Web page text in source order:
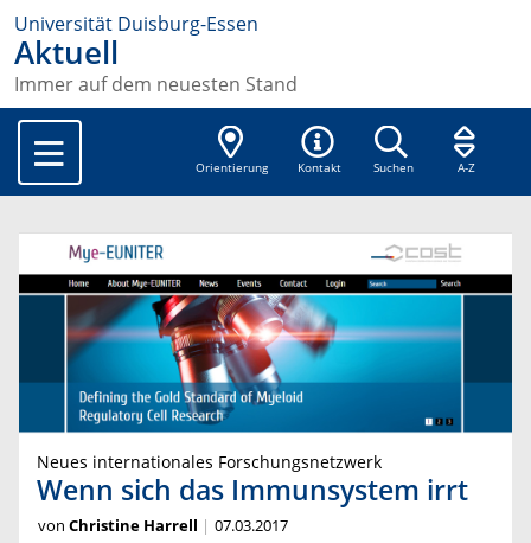
Universität Duisburg-Essen
Aktuell
Immer auf dem neuesten Stand
Orientierung Kontakt Suchen A-Z
Neues internationales Forschungsnetzwerk
Wenn sich das Immunsystem irrt
von Christine Harrell 07.03.2017